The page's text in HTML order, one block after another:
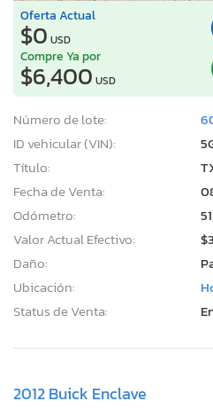
Oferta Actual
$0 USD
Compre Ya por
$6,400 USD
Número de lote:
ID vehicular (VIN):
Título:
Fecha de Venta:
Odómetro:
Valor Actual Efectivo:
Daño:
Ubicación:
Status de Venta:
2012 Buick Enclave